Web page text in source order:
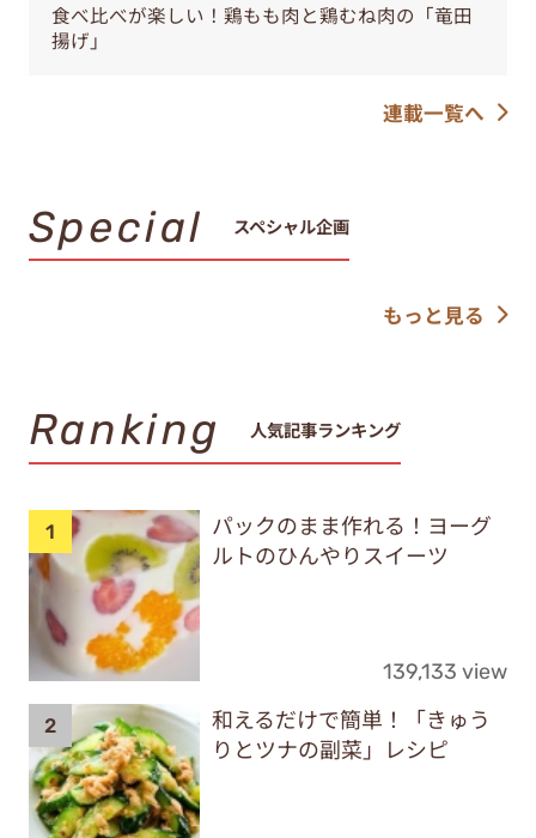
食べ比べが楽しい！鶏もも肉と鶏むね肉の「竜田
揚げ」
連載一覧へ
Special スペシャル企画
もっと見る
Ranking 人気記事ランキング
パックのまま作れる！ヨーグ
ルトのひんやりスイーツ
139,133 view
和えるだけで簡単！「きゅう
りとツナの副菜」レシピ